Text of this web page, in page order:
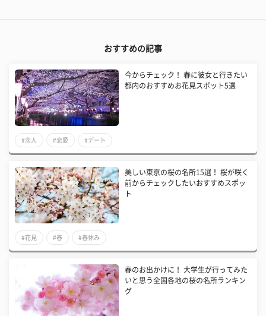
おすすめの記事
今からチェック！ 春に彼女と行きたい
都内のおすすめお花見スポット5選
#恋人 #恋愛 #デート
美しい東京の桜の名所15選！ 桜が咲く
前からチェックしたいおすすめスポッ
ト
#花見 #春 #春休み
春のお出かけに！ 大学生が行ってみた
いと思う全国各地の桜の名所ランキン
グ